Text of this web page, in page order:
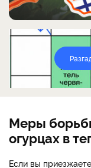
Меры
огурцах в
Если вы